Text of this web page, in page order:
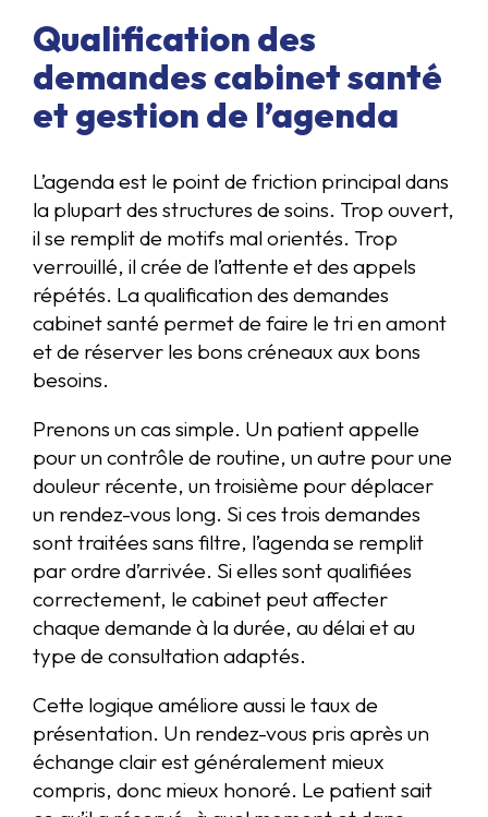
Qualification des
demandes cabinet santé
et gestion de l’agenda
L’agenda est le point de friction principal dans
la plupart des structures de soins. Trop ouvert,
il se remplit de motifs mal orientés. Trop
verrouillé, il crée de l’attente et des appels
répétés. La qualification des demandes
cabinet santé permet de faire le tri en amont
et de réserver les bons créneaux aux bons
besoins.
Prenons un cas simple. Un patient appelle
pour un contrôle de routine, un autre pour une
douleur récente, un troisième pour déplacer
un rendez-vous long. Si ces trois demandes
sont traitées sans filtre, l’agenda se remplit
par ordre d’arrivée. Si elles sont qualifiées
correctement, le cabinet peut affecter
chaque demande à la durée, au délai et au
type de consultation adaptés.
Cette logique améliore aussi le taux de
présentation. Un rendez-vous pris après un
échange clair est généralement mieux
compris, donc mieux honoré. Le patient sait